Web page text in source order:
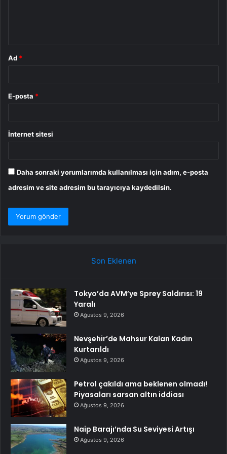
Ad *
E-posta *
İnternet sitesi
Daha sonraki yorumlarımda kullanılması için adım, e-posta
adresim ve site adresim bu tarayıcıya kaydedilsin.
Son Eklenen
Tokyo’da AVM’ye Sprey Saldırısı: 19
Yaralı
Ağustos 9, 2026
Nevşehir’de Mahsur Kalan Kadın
Kurtarıldı
Ağustos 9, 2026
Petrol çakıldı ama beklenen olmadı!
Piyasaları sarsan altın iddiası
Ağustos 9, 2026
Naip Barajı’nda Su Seviyesi Artışı
Ağustos 9, 2026